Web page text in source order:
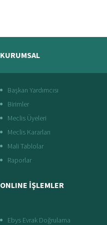
KURUMSAL
Başkan Yardımcısı
Birimler
Meclis Üyeleri
Meclis Kararları
Mali Tablolar
Raporlar
ONLINE İŞLEMLER
Ebys Evrak Doğrulama